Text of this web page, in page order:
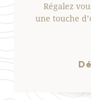
Régalez
une touche